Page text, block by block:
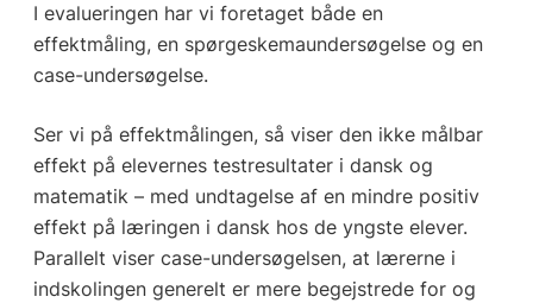
I evalueringen har vi foretaget både en
effektmåling, en spørgeskemaundersøgelse og en
case-undersøgelse.
Ser vi på effektmålingen, så viser den ikke målbar
effekt på elevernes testresultater i dansk og
matematik – med undtagelse af en mindre positiv
effekt på læringen i dansk hos de yngste elever.
Parallelt viser case-undersøgelsen, at lærerne i
indskolingen generelt er mere begejstrede for og